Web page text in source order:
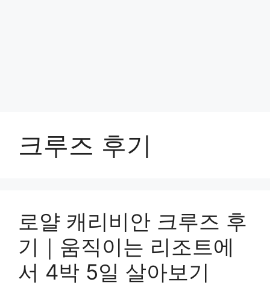
크루즈 후기
로얄 캐리비안 크루즈 후
기｜움직이는 리조트에
서 4박 5일 살아보기